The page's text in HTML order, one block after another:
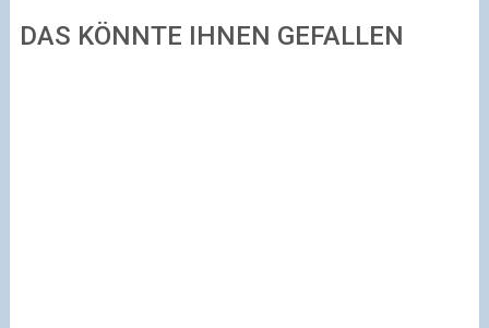
DAS KÖNNTE IHNEN GEFALLEN